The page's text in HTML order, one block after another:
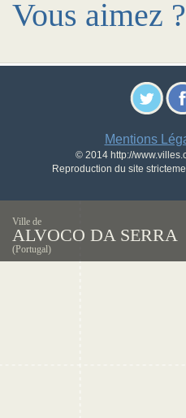
Vous aimez
Mentions
© 2014 http://
Reproduction du site
Ville de
ALVOCO DA SERRA
(Portugal)